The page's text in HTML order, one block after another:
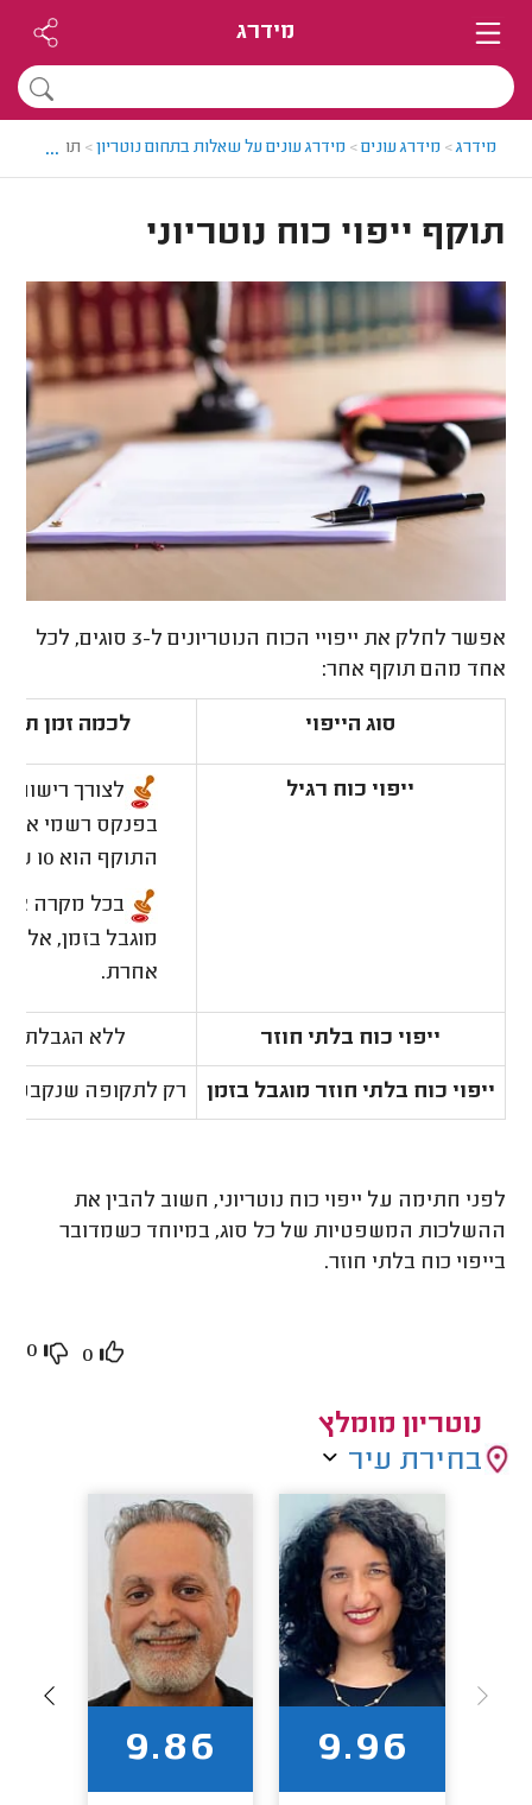
מידרג
מידרג> מידרג עונים> מידרג עונים על שאלות בתחום נוטריון> תוקף ייפוי
...
תוקף ייפוי כוח נוטריוני
אפשר לחלק את ייפויי הכוח הנוטריונים ל-3 סוגים, לכל
אחד מהם תוקף אחר:
סוג הייפוי לכמה זמן
ייפוי כוח רגיל
לצורך רישום
בפנקס רשמי
התוקף הוא 10 שנים.
בכל מקרה
מוגבל בזמן, אלא
אחרת.
ייפוי כוח בלתי חוזר ללא הגבלת
ייפוי כוח בלתי חוזר מוגבל בזמן רק לתקופה
לפני חתימה על ייפוי כוח נוטריוני, חשוב להבין את
ההשלכות המשפטיות של כל סוג, במיוחד כשמדובר
בייפוי כוח בלתי חוזר.
0
0
נוטריון מומלץ
בחירת עיר
9.96
9.86